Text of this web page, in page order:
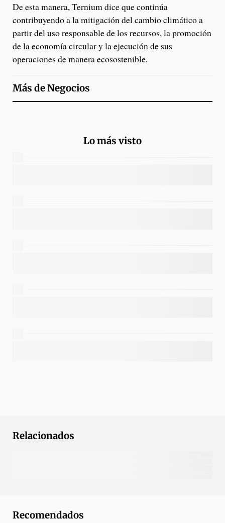
De esta manera, Ternium dice que continúa
contribuyendo a la mitigación del cambio climático a
partir del uso responsable de los recursos, la promoción
de la economía circular y la ejecución de sus
operaciones de manera ecosostenible.
Más deNegocios
Lo más visto
Relacionados
Recomendados